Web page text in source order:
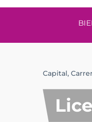
Capital,